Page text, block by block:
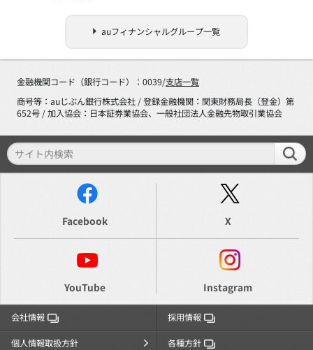
auフィナンシャルグループ一覧
金融機関コード（銀行コード）：0039/支店一覧
商号等：auじぶん銀行株式会社 / 登録金融機関：関東財務局長（登金）第
652号 / 加入協会：日本証券業協会、一般社団法人金融先物取引業協会
Facebook X
YouTube Instagram
会社情報 採用情報
個人情報取扱方針 各種方針